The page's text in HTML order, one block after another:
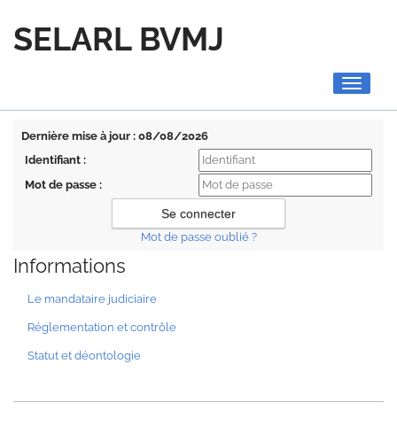
SELARL BVMJ
Toggle
Dernière mise à jour : 08/08/2026
Identifiant :
Mot de passe :
Mot de passe oublié ?
Informations
Le mandataire judiciaire
Réglementation et contrôle
Statut et déontologie